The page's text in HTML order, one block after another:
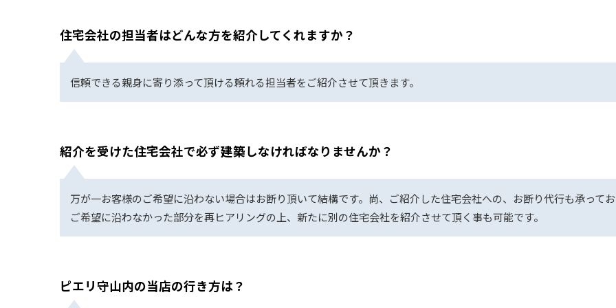
住宅会社の担当者はどんな方を紹介してくれますか？
信頼できる親身に寄り添って頂ける頼れる担当者をご紹介させて頂きます。
紹介を受けた住宅会社で必ず建築しなければなりませんか？
万が一お客様のご希望に沿わない場合はお断り頂いて結構です。尚、ご紹介した住宅会社への、お断り代行も承って
ご希望に沿わなかった部分を再ヒアリングの上、新たに別の住宅会社を紹介させて頂く事も可能です。
ピエリ守山内の当店の行き方は？